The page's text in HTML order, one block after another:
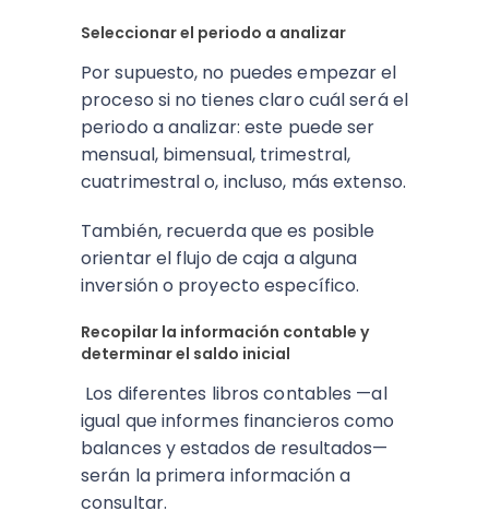
Seleccionar el periodo a analizar
Por supuesto, no puedes empezar el
proceso si no tienes claro cuál será el
periodo a analizar: este puede ser
mensual, bimensual, trimestral,
cuatrimestral o, incluso, más extenso.
También, recuerda que es posible
orientar el flujo de caja a alguna
inversión o proyecto específico.
Recopilar la información contable y
determinar el saldo inicial
Los diferentes libros contables —al
igual que informes financieros como
balances y estados de resultados—
serán la primera información a
consultar.